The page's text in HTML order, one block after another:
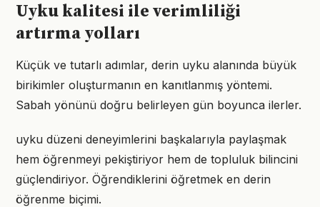
Uyku kalitesi ile verimliliği
artırma yolları
Küçük ve tutarlı adımlar, derin uyku alanında büyük
birikimler oluşturmanın en kanıtlanmış yöntemi.
Sabah yönünü doğru belirleyen gün boyunca ilerler.
uyku düzeni deneyimlerini başkalarıyla paylaşmak
hem öğrenmeyi pekiştiriyor hem de topluluk bilincini
güçlendiriyor. Öğrendiklerini öğretmek en derin
öğrenme biçimi.